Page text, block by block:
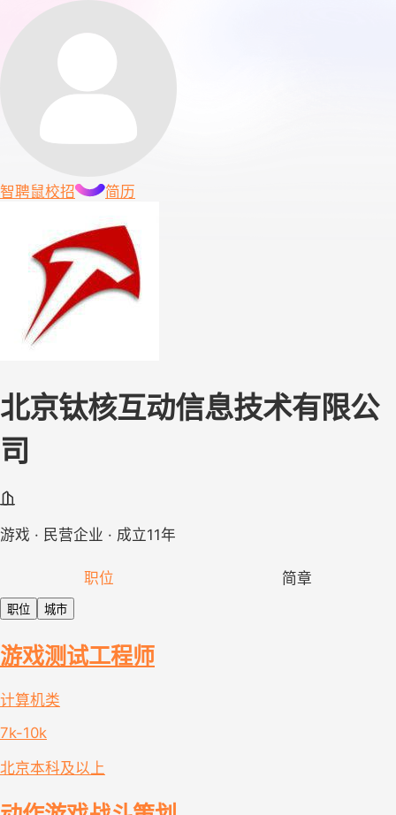
智聘鼠校招 简历
北京钛核互动信息技术有限公
司
游戏 · 民营企业 · 成立11年
职位 简章
职位 城市
游戏测试工程师
计算机类
7k-10k
北京本科及以上